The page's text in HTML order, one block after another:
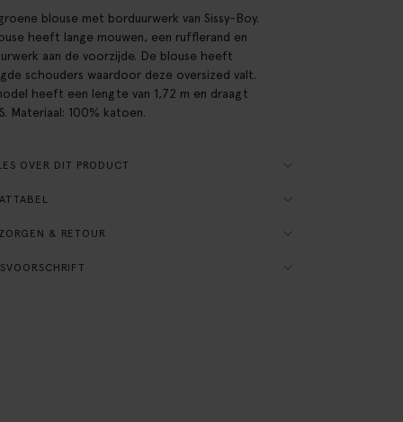
blouse met borduurwerk van Sissy-Boy.
heeft lange mouwen, een rufflerand en
aan de voorzijde. De blouse heeft
schouders waardoor deze oversized valt.
heeft een lengte van 1,72 m en draagt
Materiaal: 100% katoen.
OVER DIT PRODUCT
& RETOUR